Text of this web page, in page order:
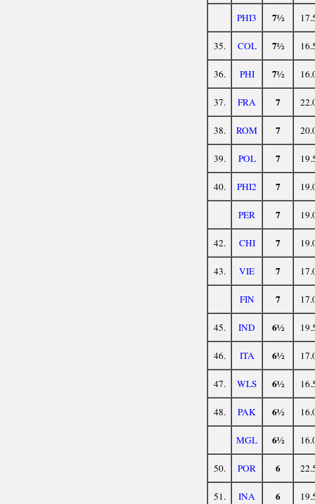
PHI3 7½
35. COL 7½
36. PHI 7½
37. FRA 7
38. ROM 7
39. POL 7
40. PHI2 7
PER 7
42. CHI 7
43. VIE 7
FIN 7
45. IND 6½
46. ITA 6½
47. WLS 6½
48. PAK 6½
MGL 6½
50. POR 6
51. INA 6